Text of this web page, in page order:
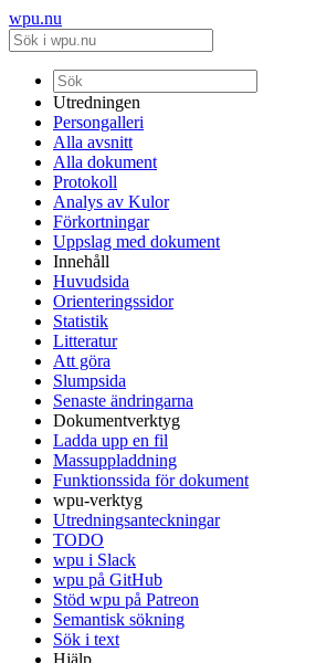
wpu.nu
Utredningen
Persongalleri
Alla avsnitt
Alla dokument
Protokoll
Analys av Kulor
Förkortningar
Uppslag med dokument
Innehåll
Huvudsida
Orienteringssidor
Statistik
Litteratur
Att göra
Slumpsida
Senaste ändringarna
Dokumentverktyg
Ladda upp en fil
Massuppladdning
Funktionssida för dokument
wpu-verktyg
Utredningsanteckningar
TODO
wpu i Slack
wpu på GitHub
Stöd wpu på Patreon
Semantisk sökning
Sök i text
Hjälp